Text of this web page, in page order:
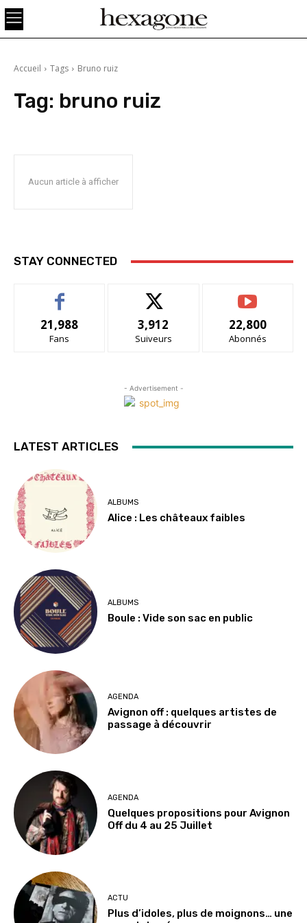
Accueil Tags Bruno ruiz
Tag: bruno ruiz
Aucun article à afficher
STAY CONNECTED
21,988
Fans
3,912
Suiveurs
22,800
Abonnés
- Advertisement -
LATEST ARTICLES
ALBUMS
Alice : Les châteaux faibles
ALBUMS
Boule : Vide son sac en public
AGENDA
Avignon off : quelques artistes de
passage à découvrir
AGENDA
Quelques propositions pour Avignon
Off du 4 au 25 Juillet
ACTU
Plus d’idoles, plus de moignons… une